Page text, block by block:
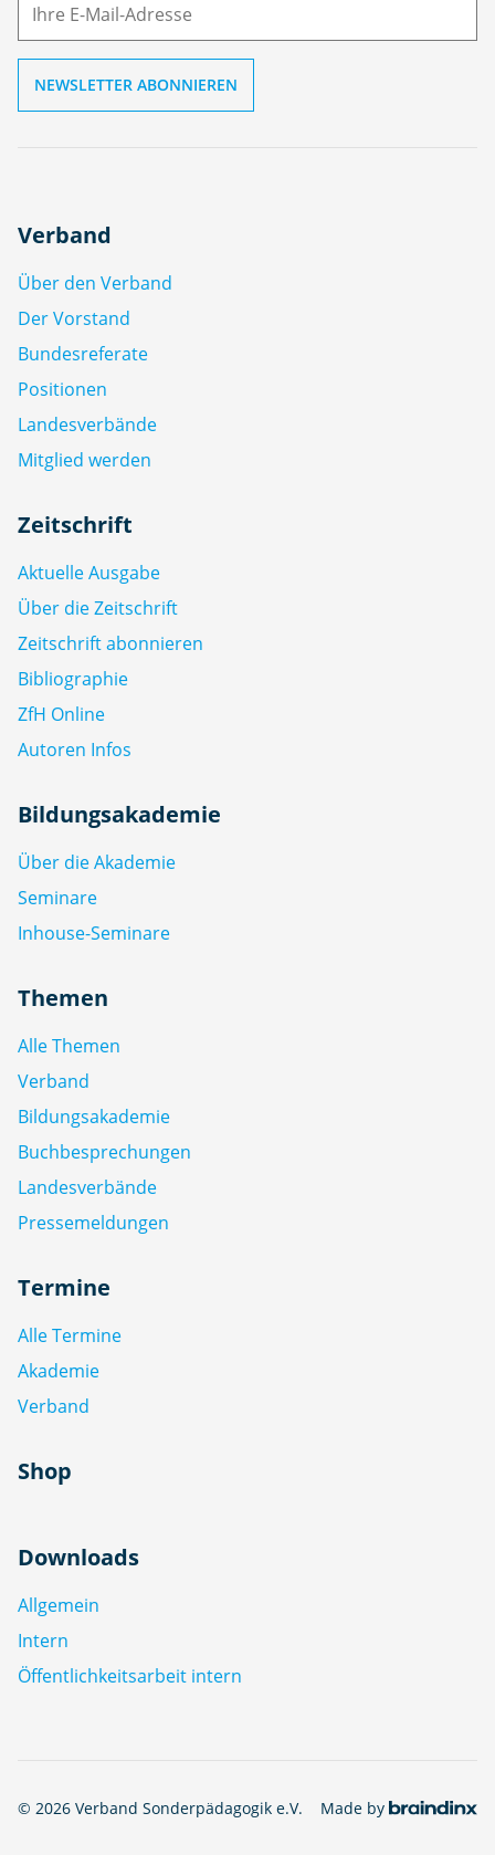
Verband
Über den Verband
Der Vorstand
Bundesreferate
Positionen
Landesverbände
Mitglied werden
Zeitschrift
Aktuelle Ausgabe
Über die Zeitschrift
Zeitschrift abonnieren
Bibliographie
ZfH Online
Autoren Infos
Bildungsakademie
Über die Akademie
Seminare
Inhouse-Seminare
Themen
Alle Themen
Verband
Bildungsakademie
Buchbesprechungen
Landesverbände
Pressemeldungen
Termine
Alle Termine
Akademie
Verband
Shop
Downloads
Allgemein
Intern
Öffentlichkeitsarbeit intern
© 2026 Verband Sonderpädagogik e.V. Made by